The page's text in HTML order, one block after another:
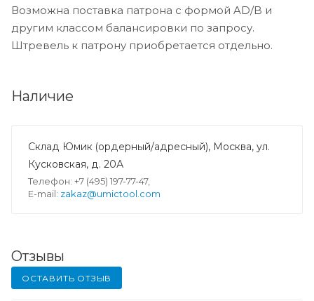
Возможна поставка патрона с формой AD/B и
другим классом балансировки по запросу.
Штревель к патрону приобретается отдельно.
Наличие
Склад Юмик (ордерный/адресный), Москва, ул.
Кусковская, д. 20А
Телефон: +7 (495) 197-77-47,
E-mail: zakaz@umictool.com
Отзывы
ОСТАВИТЬ ОТЗЫВ